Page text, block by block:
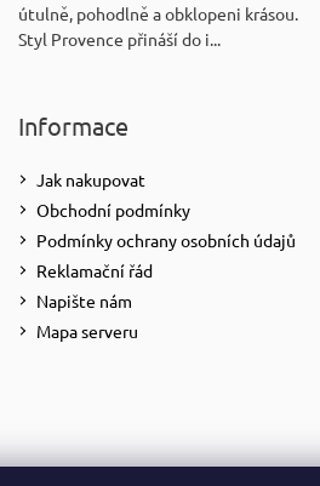
útulně, pohodlně a obklopeni krásou.
Styl Provence přináší do i...
Informace
Jak nakupovat
Obchodní podmínky
Podmínky ochrany osobních údajů
Reklamační řád
Napište nám
Mapa serveru